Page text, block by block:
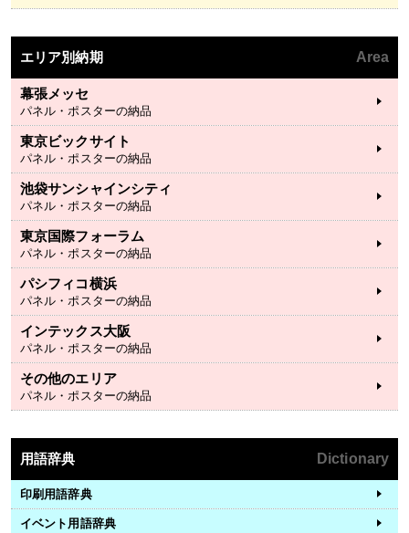
エリア別納期 Area
幕張メッセ
パネル・ポスターの納品
東京ビックサイト
パネル・ポスターの納品
池袋サンシャインシティ
パネル・ポスターの納品
東京国際フォーラム
パネル・ポスターの納品
パシフィコ横浜
パネル・ポスターの納品
インテックス大阪
パネル・ポスターの納品
その他のエリア
パネル・ポスターの納品
用語辞典 Dictionary
印刷用語辞典
イベント用語辞典